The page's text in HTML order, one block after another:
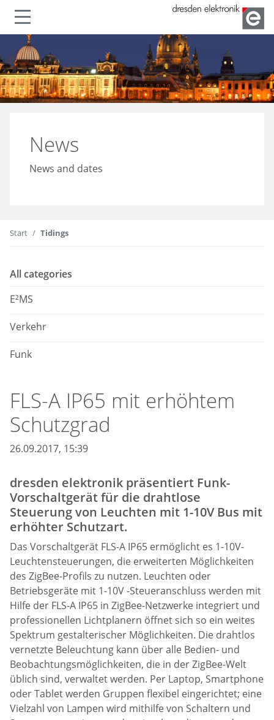
Show or hide navigation
News
News and dates
Start Tidings
All categories
E²MS
Verkehr
Funk
FLS-A IP65 mit erhöhtem
Schutzgrad
26.09.2017, 15:39
dresden elektronik präsentiert Funk-
Vorschaltgerät für die drahtlose
Steuerung von Leuchten mit 1-10V Bus mit
erhöhter Schutzart.
Das Vorschaltgerät FLS-A IP65 ermöglicht es 1-10V-
Leuchtensteuerungen, die erweiterten Möglichkeiten
des ZigBee-Profils zu nutzen. Leuchten oder
Betriebsgeräte mit 1-10V -Steueranschluss werden mit
Hilfe der FLS-A IP65 in ZigBee-Netzwerke integriert und
professionellen Lichtplanern öffnet sich so ein weites
Spektrum gestalterischer Möglichkeiten. Die drahtlos
vernetzte Beleuchtung kann über alle Bedien- und
Beobachtungsmöglichkeiten, die in der ZigBee-Welt
üblich sind, verwaltet werden. Per Laptop, Smartphone
oder Tablet werden Gruppen flexibel eingerichtet; eine
Vielzahl von Lampen wird mithilfe von Schaltern und